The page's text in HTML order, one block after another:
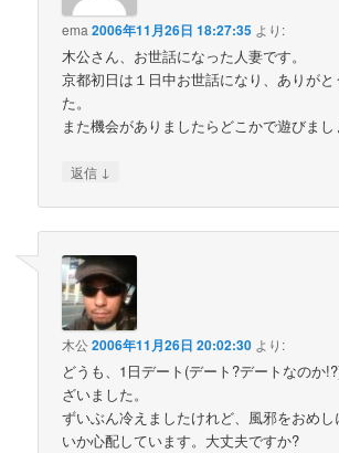
ema 2006年11月26日 18:27:35 より:
木公さん、お世話になった人妻です。
京都初日は１日中お世話になり、ありがと
た。
また機会がありましたらどこかで遊びまし
返信 ↓
木公2006年11月26日 20:02:30 より:
どうも、1日デート(デート?デートなのか
ざいました。
ずいぶん冷えましたけれど、風邪をおめ
いか心配しています。大丈夫ですか?